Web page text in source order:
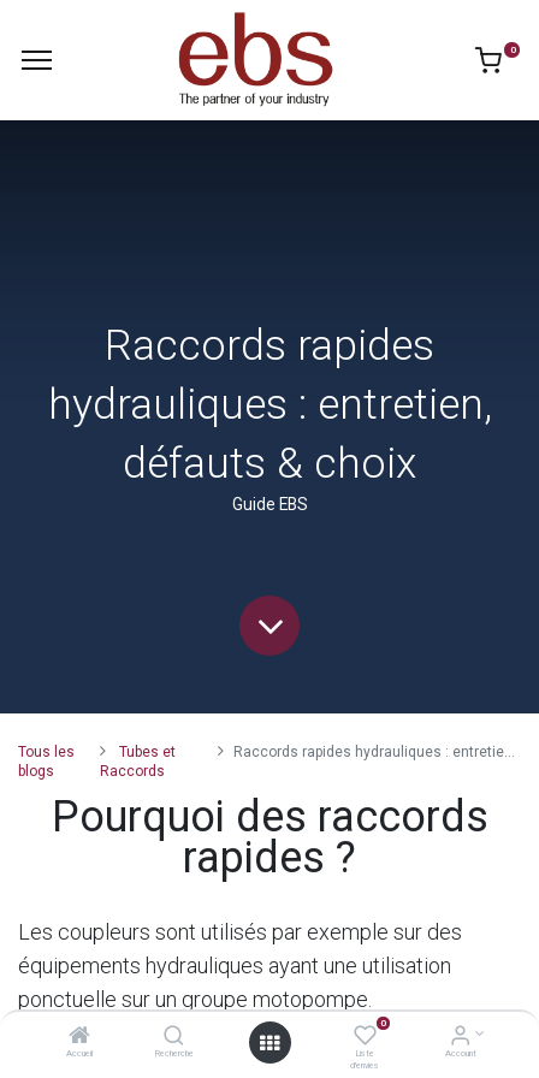
Accueil Recherche
0
Liste
d'envies
Account
0
Raccords rapides
hydrauliques : entretien,
défauts & choix
Guide EBS
Tous les
blogs
Tubes et
Raccords
Raccords rapides hydrauliques : entretien, défauts & choix
Pourquoi des raccords
rapides ?
Les coupleurs sont utilisés par exemple sur des
équipements hydrauliques ayant une utilisation
ponctuelle sur un groupe motopompe.
L’utilisation de ce type de liaison est justifiée par le